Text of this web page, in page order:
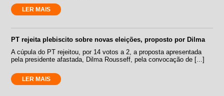
LER MAIS
PT rejeita plebiscito sobre novas eleições, proposto por Dilma
A cúpula do PT rejeitou, por 14 votos a 2, a proposta apresentada
pela presidente afastada, Dilma Rousseff, pela convocação de [...]
LER MAIS